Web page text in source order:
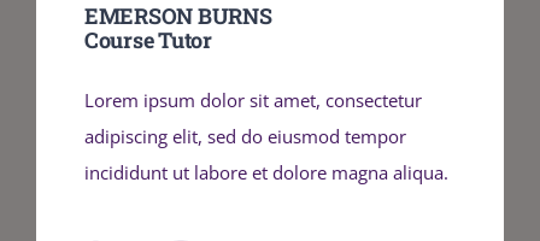
EMERSON BURNS
Course Tutor
Lorem ipsum dolor sit amet, consectetur
adipiscing elit, sed do eiusmod tempor
incididunt ut labore et dolore magna aliqua.